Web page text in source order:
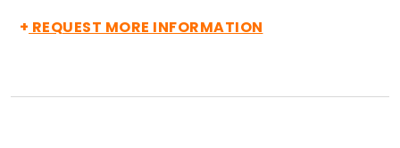
+ REQUEST MORE INFORMATION